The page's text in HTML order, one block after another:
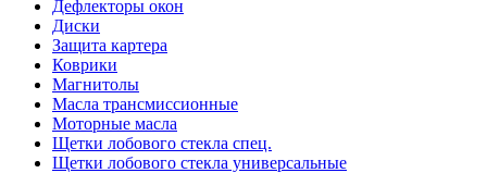
Дефлекторы окон
Диски
Защита картера
Коврики
Магнитолы
Масла трансмиссионные
Моторные масла
Щетки лобового стекла спец.
Щетки лобового стекла универсальные